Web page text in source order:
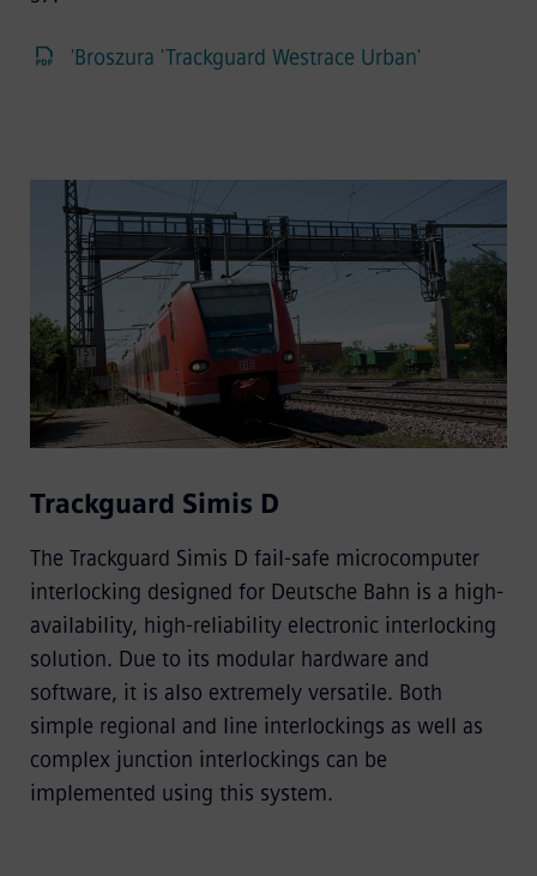
'Broszura 'Trackguard Westrace Urban'
Trackguard Simis D
The Trackguard Simis D fail-safe microcomputer
interlocking designed for Deutsche Bahn is a high-
availability, high-reliability electronic interlocking
solution. Due to its modular hardware and
software, it is also extremely versatile. Both
simple regional and line interlockings as well as
complex junction interlockings can be
implemented using this system.